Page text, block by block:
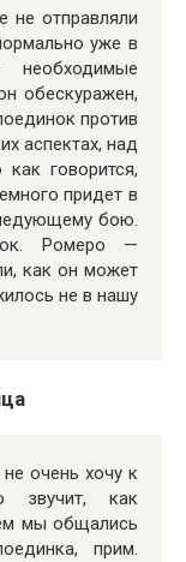
не отправляли
уже в
обескуражен,
против
аспектах, над
говорится,
придет в
бою.
Ромеро —
как он может
не в нашу
очень хочу к
звучит, как
мы общались
прим.